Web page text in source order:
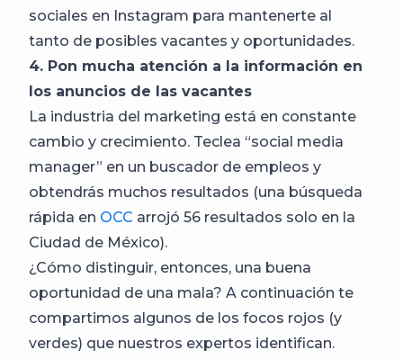
sociales en Instagram para mantenerte al
tanto de posibles vacantes y oportunidades.
4. Pon mucha atención a la información en
los anuncios de las vacantes
La industria del marketing está en constante
cambio y crecimiento. Teclea “social media
manager” en un buscador de empleos y
obtendrás muchos resultados (una búsqueda
rápida en OCC arrojó 56 resultados solo en la
Ciudad de México).
¿Cómo distinguir, entonces, una buena
oportunidad de una mala? A continuación te
compartimos algunos de los focos rojos (y
verdes) que nuestros expertos identifican.